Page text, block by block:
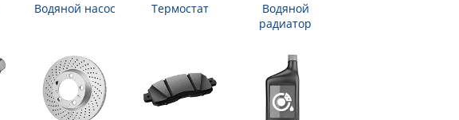
Водяной насос Термостат
Водяной
радиатор